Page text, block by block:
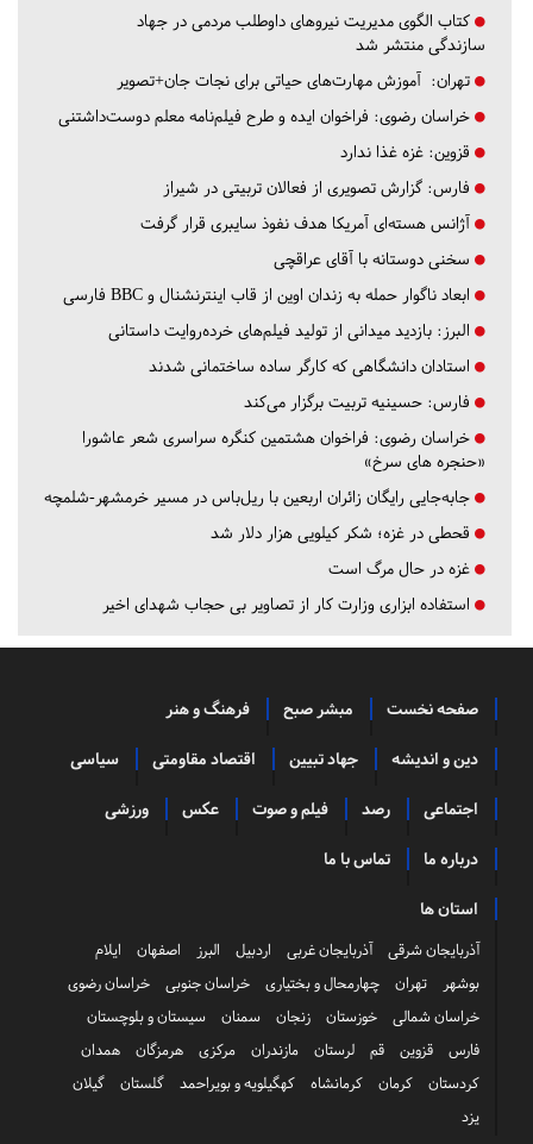
کتاب الگوی مدیریت نیروهای داوطلب مردمی در جهاد
سازندگی منتشر شد
تهران: آموزش مهارت‌های حیاتی برای نجات جان+تصویر
خراسان رضوی: فراخوان ایده و طرح فیلم‌نامه معلم دوست‌داشتنی
قزوین: غزه غذا ندارد
فارس: گزارش تصویری از فعالان تربیتی در شیراز
آژانس هسته‌ای آمریکا هدف نفوذ سایبری قرار گرفت
سخنی دوستانه با آقای عراقچی
ابعاد ناگوار حمله به زندان اوین از قاب اینترنشنال و BBC فارسی
البرز: بازدید میدانی از تولید فیلم‌های خرده‌روایت داستانی
استادان دانشگاهی که کارگر ساده ساختمانی شدند
فارس: حسینیه تربیت برگزار می‌کند
خراسان رضوی: فراخوان هشتمین کنگره سراسری شعر عاشورا
«حنجره های سرخ»
جابه‌جایی رایگان زائران اربعین با ریل‌باس در مسیر خرمشهر-شلمچه
قحطی در غزه؛ شکر کیلویی هزار دلار شد
غزه در حال مرگ است
استفاده ابزاری وزارت کار از تصاویر بی حجاب شهدای اخیر
صفحه نخست مبشر صبح فرهنگ و هنر
دین و اندیشه جهاد تبیین اقتصاد مقاومتی سیاسی
اجتماعی رصد فیلم و صوت عکس ورزشی
درباره ما تماس با ما
استان ها
آذربایجان شرقی آذربایجان غربی اردبیل البرز اصفهان
ایلام
بوشهر
تهران چهارمحال و بختیاری خراسان جنوبی
خراسان رضوی
خراسان شمالی
خوزستان زنجان سمنان
سیستان و بلوچستان
فارس
قزوین قم لرستان مازندران مرکزی هرمزگان
همدان
کردستان
کرمان کرمانشاه کهگیلویه و بویراحمد گلستان
گیلان
یزد